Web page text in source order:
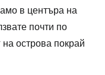
в центъра на
почти по
острова покрай